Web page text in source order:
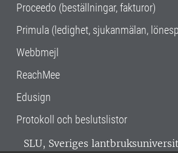
Proceedo (beställningar, fakturor)
Primula (ledighet, sjukanmälan,
Webbmejl
ReachMee
Edusign
Protokoll och beslutslistor
SLU, Sveriges